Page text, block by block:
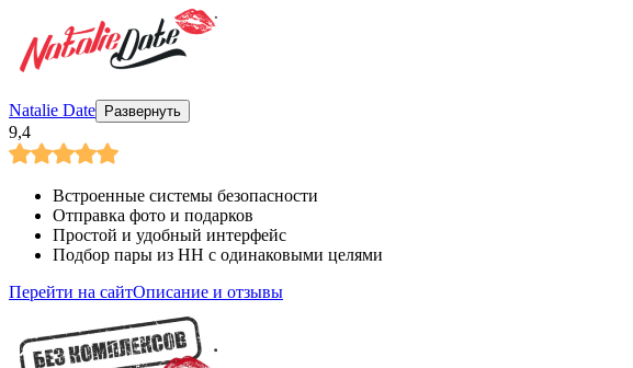
Natalie Date Развернуть
9,4
Встроенные системы безопасности
Отправка фото и подарков
Простой и удобный интерфейс
Подбор пары из НН с одинаковыми целями
Перейти на сайтОписание и отзывы